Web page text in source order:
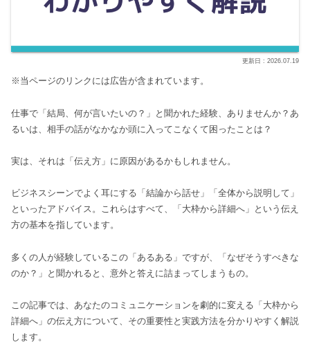
2026.07.19
※当ページのリンクには広告が含まれています。
仕事で「結局、何が言いたいの？」と聞かれた経験、ありませんか？あ
るいは、相手の話がなかなか頭に入ってこなくて困ったことは？
実は、それは「伝え方」に原因があるかもしれません。
ビジネスシーンでよく耳にする「結論から話せ」「全体から説明して」
といったアドバイス。これらはすべて、「大枠から詳細へ」という伝え
方の基本を指しています。
多くの人が経験しているこの「あるある」ですが、「なぜそうすべきな
のか？」と聞かれると、意外と答えに詰まってしまうもの。
この記事では、あなたのコミュニケーションを劇的に変える「大枠から
詳細へ」の伝え方について、その重要性と実践方法を分かりやすく解説
します。